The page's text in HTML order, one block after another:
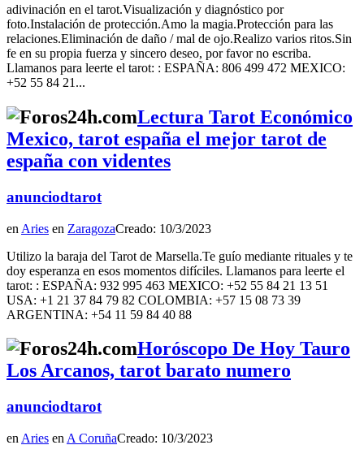
adivinación en el tarot.Visualización y diagnóstico por
foto.Instalación de protección.Amo la magia.Protección para las
relaciones.Eliminación de daño / mal de ojo.Realizo varios ritos.Sin
fe en su propia fuerza y ​​sincero deseo, por favor no escriba.
Llamanos para leerte el tarot: : ESPAÑA: 806 499 472 MEXICO:
+52 55 84 21...
Lectura Tarot Económico
Mexico, tarot españa el mejor tarot de
españa con videntes
anunciodtarot
en Aries en ZaragozaCreado: 10/3/2023
Utilizo la baraja del Tarot de Marsella.Te guío mediante rituales y te
doy esperanza en esos momentos difíciles. Llamanos para leerte el
tarot: : ESPAÑA: 932 995 463 MEXICO: +52 55 84 21 13 51
USA: +1 21 37 84 79 82 COLOMBIA: +57 15 08 73 39
ARGENTINA: +54 11 59 84 40 88
Horóscopo De Hoy Tauro
Los Arcanos, tarot barato numero
anunciodtarot
en Aries en A CoruñaCreado: 10/3/2023